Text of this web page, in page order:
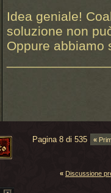
Idea geniale!
soluzione non
Oppure abbiamo
Pagina 8 di 535 «
« Discussione